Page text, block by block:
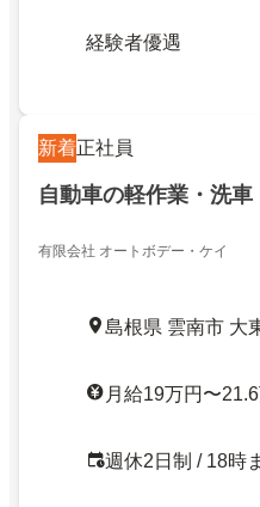
経験者優遇
新着正社員
自動車の軽作業・洗
有限会社 オートボデー・ケイ
島根県 雲南市 大
月給19万円〜
週休2日制 / 18時